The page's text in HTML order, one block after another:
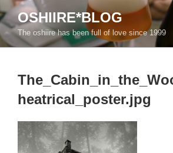
ン
テ
ン
OSHIIRE*BLOG
The oshiire has been full of love since 1999
heatrical_poster.jpg